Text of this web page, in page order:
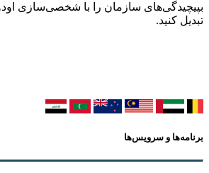
بپیچیدگی‌های سازمان را با شخصی‌سازی
تبدیل کنید.
برنامه‌ها و سرویس‌ها